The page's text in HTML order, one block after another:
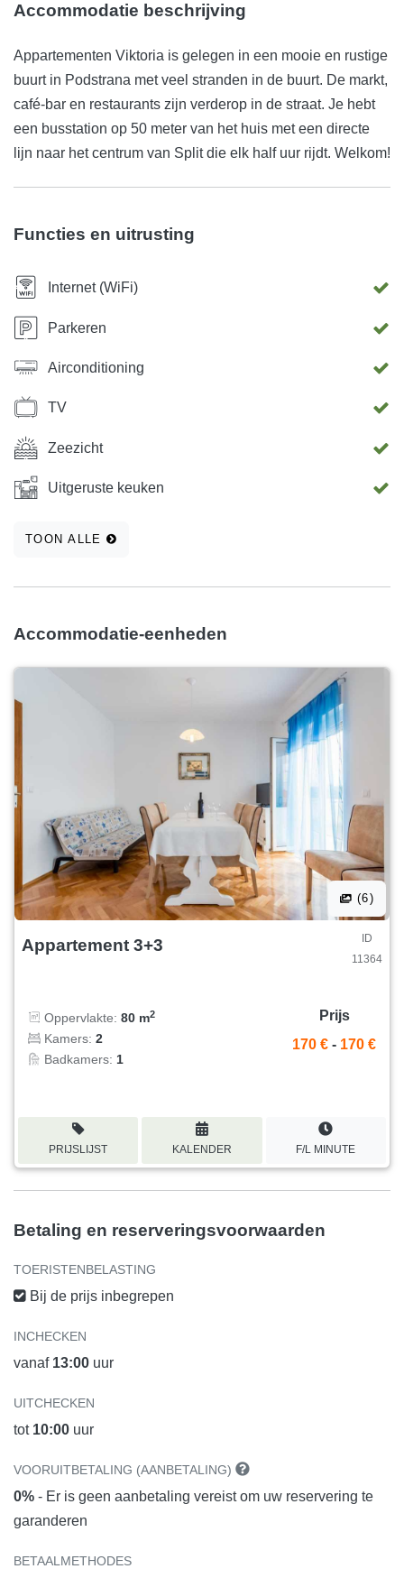
Accommodatie beschrijving
Appartementen Viktoria is gelegen in een mooie en rustige
buurt in Podstrana met veel stranden in de buurt. De markt,
café-bar en restaurants zijn verderop in de straat. Je hebt
een busstation op 50 meter van het huis met een directe
lijn naar het centrum van Split die elk half uur rijdt. Welkom!
Functies en uitrusting
Internet (WiFi)
Parkeren
Airconditioning
TV
Zeezicht
Uitgeruste keuken
TOON ALLE
Accommodatie-eenheden
(6)
Appartement 3+3
ID
11364
Oppervlakte: 80 m2
Kamers: 2
Badkamers: 1
Prijs
170 € - 170 €
PRIJSLIJST KALENDER F/L MINUTE
Betaling en reserveringsvoorwaarden
TOERISTENBELASTING
Bij de prijs inbegrepen
INCHECKEN
vanaf 13:00 uur
UITCHECKEN
tot 10:00 uur
VOORUITBETALING (AANBETALING)
0% - Er is geen aanbetaling vereist om uw reservering te
garanderen
BETAALMETHODES